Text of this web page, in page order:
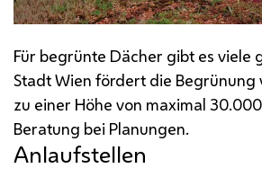
Für begrünte Dächer gibt es viele
Stadt Wien fördert die Begrünung
zu einer Höhe von maximal
Beratung bei Planungen.
Anlaufstellen